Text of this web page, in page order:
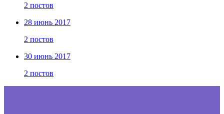
2 постов
28 июнь 2017
2 постов
30 июнь 2017
2 постов